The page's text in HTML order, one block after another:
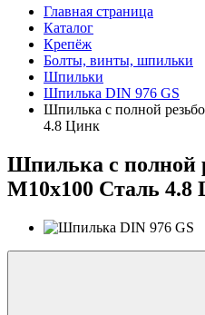
Главная страница
Каталог
Крепёж
Болты, винты, шпильки
Шпильки
Шпилька DIN 976 GS
Шпилька с полной
4.8 Цинк
Шпилька с полной
М10х100 Сталь 4.8